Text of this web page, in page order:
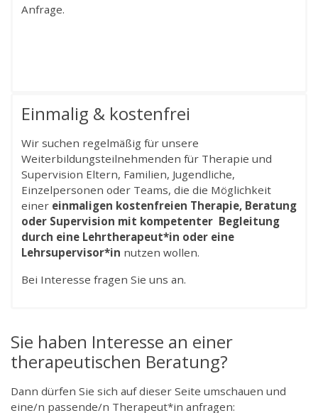
Anfrage.
Einmalig & kostenfrei
Wir suchen regelmäßig für unsere
Weiterbildungsteilnehmenden für Therapie und
Supervision Eltern, Familien, Jugendliche,
Einzelpersonen oder Teams, die die Möglichkeit
einer einmaligen kostenfreien Therapie, Beratung
oder Supervision mit kompetenter Begleitung
durch eine Lehrtherapeut*in oder eine
Lehrsupervisor*in nutzen wollen.
Bei Interesse fragen Sie uns an.
Sie haben Interesse an einer
therapeutischen Beratung?
Dann dürfen Sie sich auf dieser Seite umschauen und
eine/n passende/n Therapeut*in anfragen: